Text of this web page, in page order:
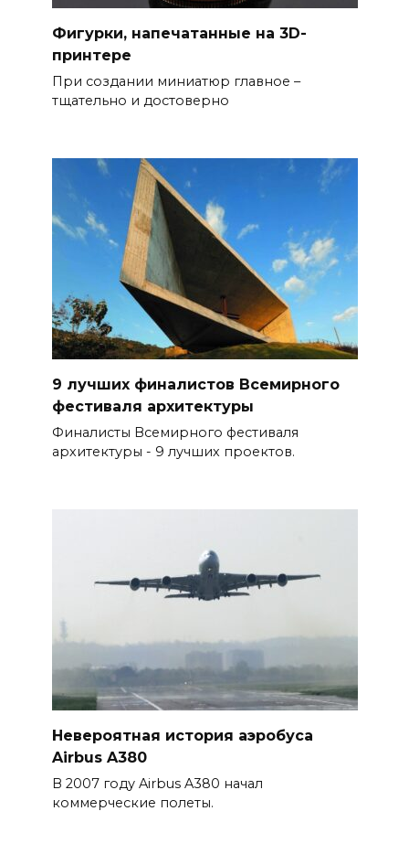
Фигурки, напечатанные на 3D-
принтере
При создании миниатюр главное –
тщательно и достоверно
9 лучших финалистов Всемирного
фестиваля архитектуры
Финалисты Всемирного фестиваля
архитектуры - 9 лучших проектов.
Невероятная история аэробуса
Airbus A380
В 2007 году Airbus A380 начал
коммерческие полеты.